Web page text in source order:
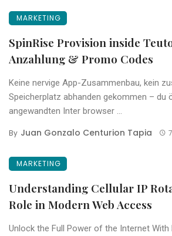
MARKETING
SpinRise Provision inside
Anzahlung & Promo Codes
Keine nervige App-Zusammenbau, kein
Speicherplatz abhanden gekommen – du
angewandten Inter browser ...
By Juan Gonzalo Centurion Tapia
MARKETING
Understanding Cellular IP
Role in Modern Web Access
Unlock the Full Power of the Internet With